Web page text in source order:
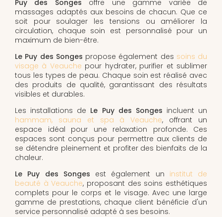
Puy des Songes offre une gamme variée de
massages adaptés aux besoins de chacun. Que ce
soit pour soulager les tensions ou améliorer la
circulation, chaque soin est personnalisé pour un
maximum de bien-être.
Le Puy des Songes propose également des soins du
visage à Veauche pour hydrater, purifier et sublimer
tous les types de peau. Chaque soin est réalisé avec
des produits de qualité, garantissant des résultats
visibles et durables.
Les installations de Le Puy des Songes incluent un
hammam, sauna et spa à Veauche, offrant un
espace idéal pour une relaxation profonde. Ces
espaces sont conçus pour permettre aux clients de
se détendre pleinement et profiter des bienfaits de la
chaleur.
Le Puy des Songes est également un institut de
beauté à Veauche, proposant des soins esthétiques
complets pour le corps et le visage. Avec une large
gamme de prestations, chaque client bénéficie d'un
service personnalisé adapté à ses besoins.